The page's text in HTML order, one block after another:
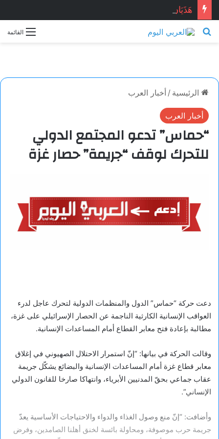
هَذَيَان.. شعر: فيصل حامدي
القائمة بحث عن
الرئيسية / أخبار العرب
أخبار العرب
“حماس” تدعو المجتمع الدولي
للتحرك لوقف “جريمة” حصار غزة
دعت حركة “حماس” الدول والمنظمات الدولية لتحرك عاجل لدرء
العواقب الإنسانية الكارثية الناجمة عن الحصار الإسرائيلي على غزة،
مطالبة بإعادة فتح معابر القطاع أمام المساعدات الإنسانية.
وقالت الحركة في بيانها: “إنّ استمرار الاحتلال الصهيوني في إغلاق
معابر قطاع غزة أمام المساعدات الإنسانية والبضائع يشكّل جريمة
عقاب جماعي بحقّ المدنيين الأبرياء، وانتهاكا صارخا للقانون الدولي
الإنساني”.
وأضافت: “إنّ منع وصول الغذاء والدواء والاحتياجات الأساسية يعدّ
جريمة حرب موصوفة، ومحاولة بائسة لخنق أهلنا الصامدين، وفرض